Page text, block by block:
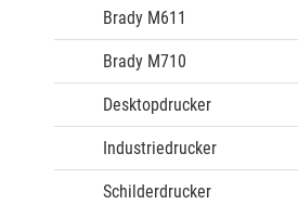
Brady M611
Brady M710
Desktopdrucker
Industriedrucker
Schilderdrucker